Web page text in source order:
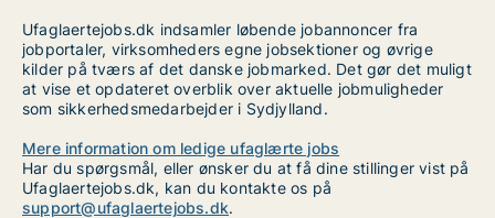
Ufaglaertejobs.dk indsamler løbende jobannoncer fra
jobportaler, virksomheders egne jobsektioner og øvrige
kilder på tværs af det danske jobmarked. Det gør det muligt
at vise et opdateret overblik over aktuelle jobmuligheder
som sikkerhedsmedarbejder i Sydjylland.
Mere information om ledige ufaglærte jobs
Har du spørgsmål, eller ønsker du at få dine stillinger vist på
Ufaglaertejobs.dk, kan du kontakte os på
support@ufaglaertejobs.dk.